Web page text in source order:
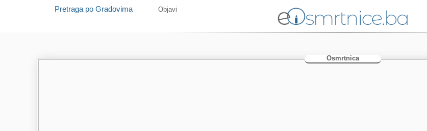
Pretraga po Gradovima Objavi
Osmrtnica